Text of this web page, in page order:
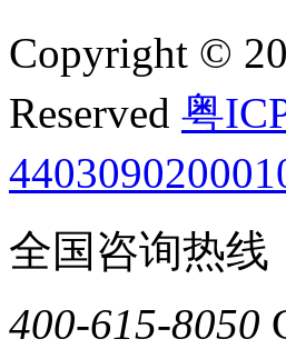
Copyright ©
Reserved 粤
全国咨询热线
400-615-8050